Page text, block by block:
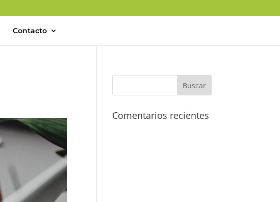
Contacto
Comentarios recientes